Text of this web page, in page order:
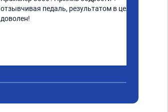
отзывчивая педаль, результатом в целом
доволен!